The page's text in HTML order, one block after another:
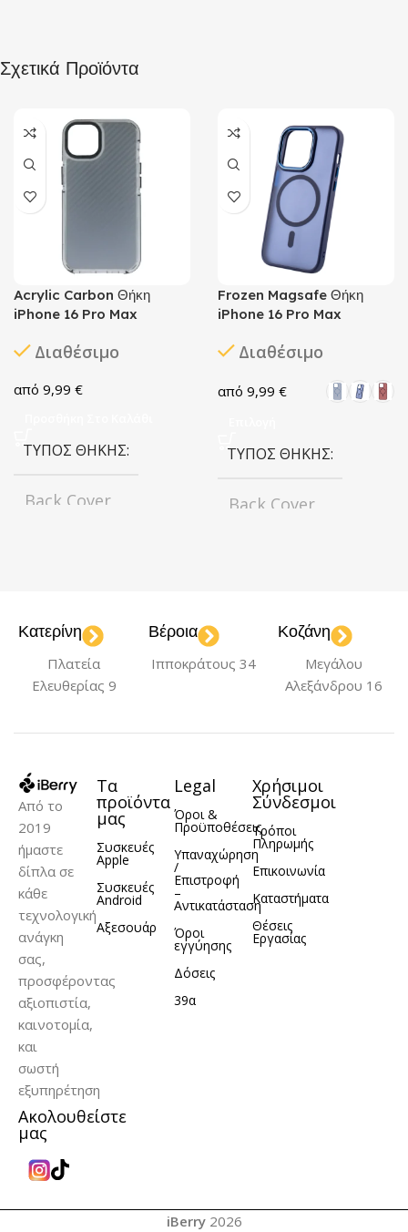
Σχετικά Προϊόντα
Acrylic Carbon Θήκη
iPhone 16 Pro Max
Διαθέσιμο
9,99 €
ΤΎΠΟΣ ΘΉΚΗΣ
Back Cover
ΥΛΙΚΌ Σιλικόνη
Frozen Magsafe Θήκη
iPhone 16 Pro Max
Διαθέσιμο
9,99 €
ΤΎΠΟΣ ΘΉΚΗΣ
Back Cover
Navy Blue,Red
ΜΟΝΤΈΛΟ
iPhone 16 Pro Max
ΥΛΙΚΌ Σιλικόνη
Κατερίνη
Πλατεία
Ελευθερίας 9
Βέροια
Ιπποκράτους 34
Κοζάνη
Μεγάλου
Αλεξάνδρου 16
Από το
2019
ήμαστε
δίπλα σε
κάθε
τεχνολογική
ανάγκη
σας,
προσφέροντας
αξιοπιστία,
καινοτομία,
και
σωστή
εξυπηρέτηση
Ακολουθείστε
μας
Τα
προϊόντα
μας
Συσκευές
Apple
Συσκευές
Android
Αξεσουάρ
Legal
Όροι &
Προϋποθέσεις
Υπαναχώρηση
/
Επιστροφή
–
Αντικατάσταση
Όροι
εγγύησης
Δόσεις
39α
Χρήσιμοι
Σύνδεσμοι
Τρόποι
Πληρωμής
Επικοινωνία
Καταστήματα
Θέσεις
Εργασίας
iBerry 2026